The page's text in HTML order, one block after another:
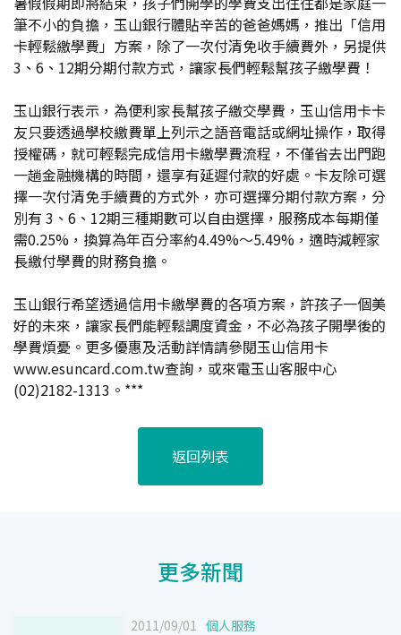
筆不小的負擔，玉山銀行體貼辛苦的爸爸媽媽，推出「信用
卡輕鬆繳學費」方案，除了一次付清免收手續費外，另提供
3、6、12期分期付款方式，讓家長們輕鬆幫孩子繳學費！
玉山銀行表示，為便利家長幫孩子繳交學費，玉山信用卡卡
友只要透過學校繳費單上列示之語音電話或網址操作，取得
授權碼，就可輕鬆完成信用卡繳學費流程，不僅省去出門跑
一趟金融機構的時間，還享有延遲付款的好處。卡友除可選
擇一次付清免手續費的方式外，亦可選擇分期付款方案，分
別有 3、6、12期三種期數可以自由選擇，服務成本每期僅
需0.25%，換算為年百分率約4.49%～5.49%，適時減輕家
長繳付學費的財務負擔。
玉山銀行希望透過信用卡繳學費的各項方案，許孩子一個美
好的未來，讓家長們能輕鬆調度資金，不必為孩子開學後的
學費煩憂。更多優惠及活動詳情請參閱玉山信用卡
www.esuncard.com.tw查詢，或來電玉山客服中心
(02)2182-1313。***
返回列表
更多新聞
2011/09/01 個人服務